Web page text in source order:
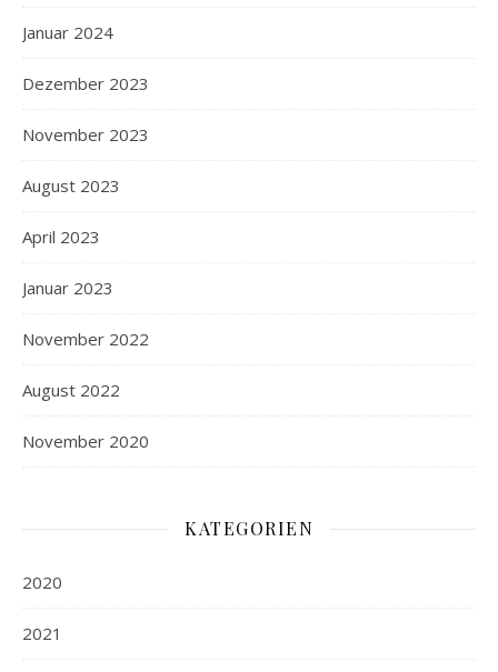
Januar 2024
Dezember 2023
November 2023
August 2023
April 2023
Januar 2023
November 2022
August 2022
November 2020
KATEGORIEN
2020
2021